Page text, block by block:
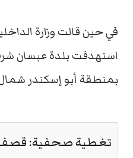
في حين قالت وزارة
استهدفت بلدة عبسان
بمنطقة أبو إسكندر
تغطية صحفية: